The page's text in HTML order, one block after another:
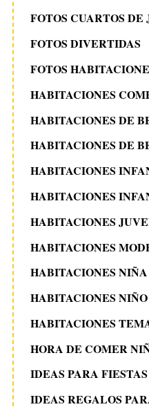
FOTOS CUARTOS DE
FOTOS DIVERTIDAS
FOTOS
HABITACIONES
HABITACIONES DE
HABITACIONES DE
HABITACIONES
HABITACIONES
HABITACIONES
HABITACIONES
HABITACIONES NIÑA
HABITACIONES NIÑO
HABITACIONES
HORA DE COMER
IDEAS PARA
IDEAS REGALOS